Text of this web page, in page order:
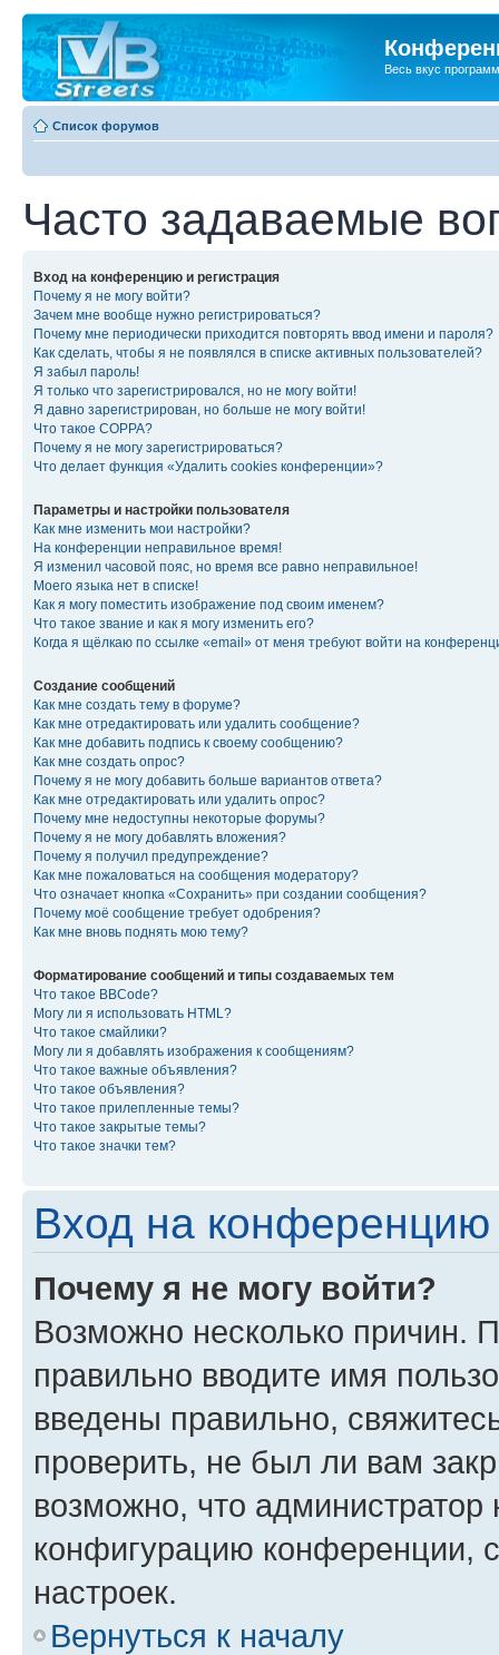
Весь вкус
Список форумов
Часто задаваемые
Вход на конференцию и регистрация
Почему я не могу войти?
Зачем мне вообще нужно регистрироваться?
Почему мне периодически приходится повторять ввод имени и пароля?
Как сделать, чтобы я не появлялся в списке активных пользователей?
Я забыл пароль!
Я только что зарегистрировался, но не могу войти!
Я давно зарегистрирован, но больше не могу войти!
Что такое COPPA?
Почему я не могу зарегистрироваться?
Что делает функция «Удалить cookies конференции»?
Параметры и настройки пользователя
Как мне изменить мои настройки?
На конференции неправильное время!
Я изменил часовой пояс, но время все равно неправильное!
Моего языка нет в списке!
Как я могу поместить изображение под своим именем?
Что такое звание и как я могу изменить его?
Когда я щёлкаю по ссылке «email» от меня требуют войти на
Создание сообщений
Как мне создать тему в форуме?
Как мне отредактировать или удалить сообщение?
Как мне добавить подпись к своему сообщению?
Как мне создать опрос?
Почему я не могу добавить больше вариантов ответа?
Как мне отредактировать или удалить опрос?
Почему мне недоступны некоторые форумы?
Почему я не могу добавлять вложения?
Почему я получил предупреждение?
Как мне пожаловаться на сообщения модератору?
Что означает кнопка «Сохранить» при создании сообщения?
Почему моё сообщение требует одобрения?
Как мне вновь поднять мою тему?
Форматирование сообщений и типы создаваемых тем
Что такое BBCode?
Могу ли я использовать HTML?
Что такое смайлики?
Могу ли я добавлять изображения к сообщениям?
Что такое важные объявления?
Что такое объявления?
Что такое прилепленные темы?
Что такое закрытые темы?
Что такое значки тем?
Вход на конференцию
Почему я не могу войти?
Возможно несколько причин.
правильно вводите имя
введены правильно,
проверить, не был ли вам
возможно, что администратор
конфигурацию конференции,
настроек.
Вернуться к началу